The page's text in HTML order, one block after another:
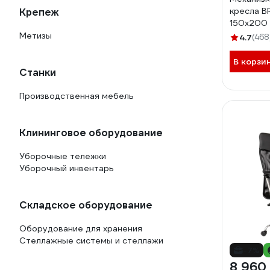
Крепеж
Метизы
Станки
Производственная мебель
Клининговое оборудование
Уборочные тележки
Уборочный инвентарь
Складское оборудование
Оборудование для хранения
Стеллажные системы и стеллажи
кресла
4.7
В